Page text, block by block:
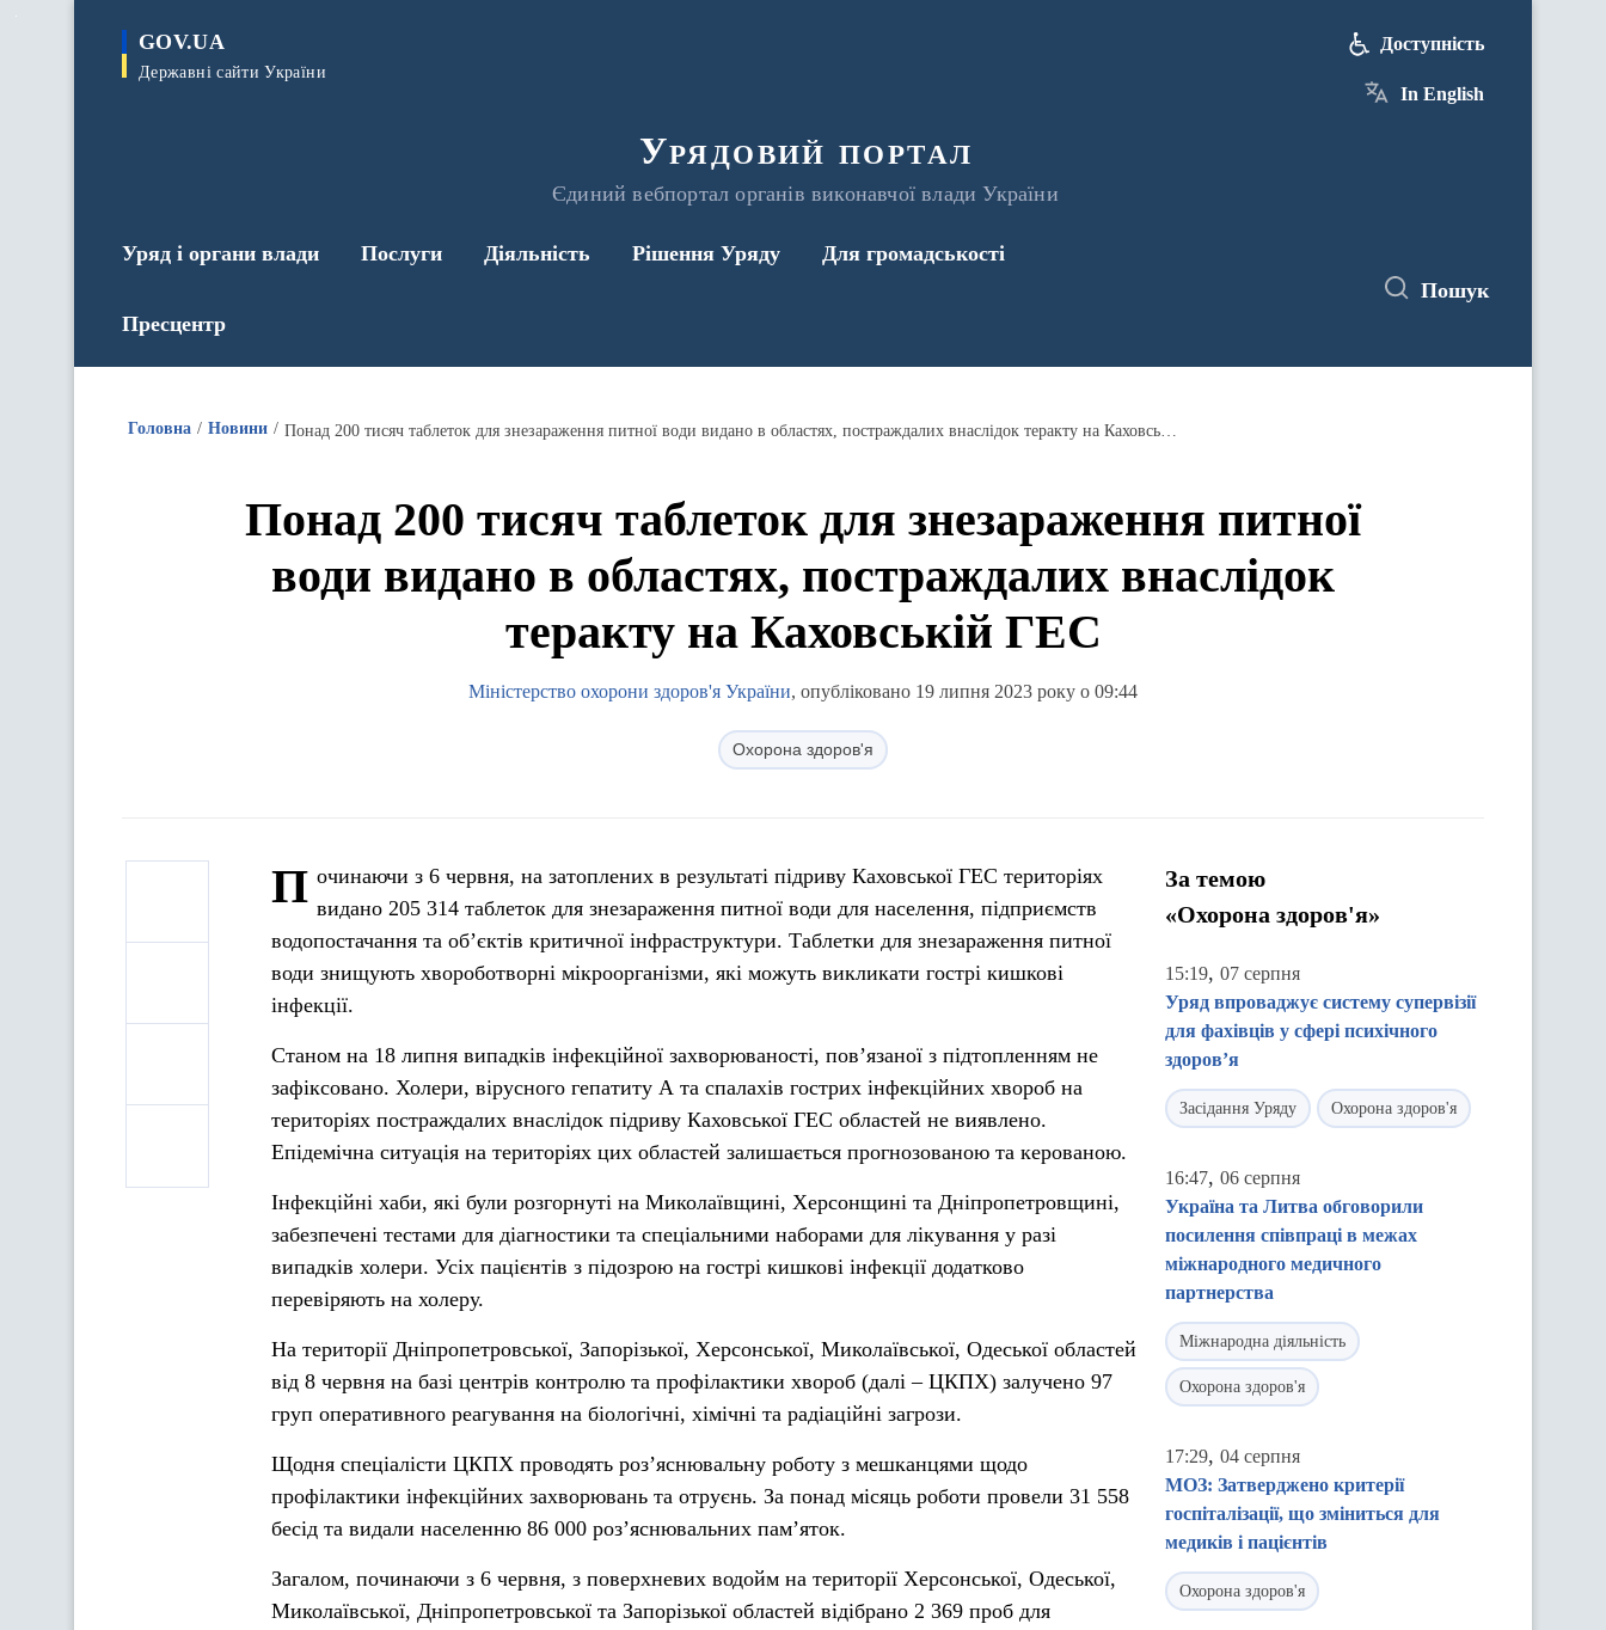
GOV.UA
Державні сайти України
Урядовий портал
Єдиний вебпортал органів виконавчої влади України
Доступність
In English
Уряд і органи влади Послуги Діяльність Рішення Уряду Для громадськості
Пресцентр
Пошук
Головна Новини Понад 200 тисяч таблеток для знезараження питної води видано в областях, постраждалих внаслідок теракту на Каховській ГЕС
Понад 200 тисяч таблеток для знезараження питної
води видано в областях, постраждалих внаслідок
теракту на Каховській ГЕС
Міністерство охорони здоров'я України, опубліковано 19 липня 2023 року о 09:44
Охорона здоров'я
П очинаючи з 6 червня, на затоплених в результаті підриву Каховської ГЕС територіях
видано 205 314 таблеток для знезараження питної води для населення, підприємств
водопостачання та об’єктів критичної інфраструктури. Таблетки для знезараження питної
води знищують хвороботворні мікроорганізми, які можуть викликати гострі кишкові
інфекції.
Станом на 18 липня випадків інфекційної захворюваності, пов’язаної з підтопленням не
зафіксовано. Холери, вірусного гепатиту А та спалахів гострих інфекційних хвороб на
територіях постраждалих внаслідок підриву Каховської ГЕС областей не виявлено.
Епідемічна ситуація на територіях цих областей залишається прогнозованою та керованою.
Інфекційні хаби, які були розгорнуті на Миколаївщині, Херсонщині та Дніпропетровщині,
забезпечені тестами для діагностики та спеціальними наборами для лікування у разі
випадків холери. Усіх пацієнтів з підозрою на гострі кишкові інфекції додатково
перевіряють на холеру.
На території Дніпропетровської, Запорізької, Херсонської, Миколаївської, Одеської областей
від 8 червня на базі центрів контролю та профілактики хвороб (далі – ЦКПХ) залучено 97
груп оперативного реагування на біологічні, хімічні та радіаційні загрози.
Щодня спеціалісти ЦКПХ проводять роз’яснювальну роботу з мешканцями щодо
профілактики інфекційних захворювань та отруєнь. За понад місяць роботи провели 31 558
бесід та видали населенню 86 000 роз’яснювальних пам’яток.
Загалом, починаючи з 6 червня, з поверхневих водойм на території Херсонської, Одеської,
Миколаївської, Дніпропетровської та Запорізької областей відібрано 2 369 проб для
За темою
«Охорона здоров'я»
15:19, 07 серпня
Уряд впроваджує систему супервізії
для фахівців у сфері психічного
здоров’я
Засідання Уряду Охорона здоров'я
16:47, 06 серпня
Україна та Литва обговорили
посилення співпраці в межах
міжнародного медичного
партнерства
Міжнародна діяльність
Охорона здоров'я
17:29, 04 серпня
МОЗ: Затверджено критерії
госпіталізації, що зміниться для
медиків і пацієнтів
Охорона здоров'я